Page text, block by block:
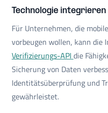
Technologie integrieren
Für Unternehmen, die
vorbeugen wollen, kann die
Verifizierungs-API die
Sicherung von Daten
Identitätsüberprüfung und
gewährleistet.